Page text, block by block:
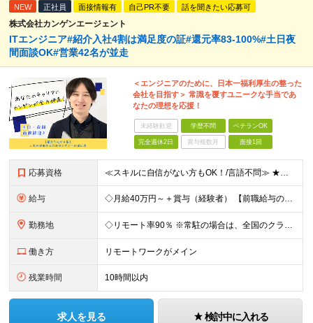
NEW 正社員 面接情報有 自己PR不要 話を聞きたい応募可
株式会社カンゲンエージェント
ITエンジニア#紹介入社4割は満足度の証#還元率83-100%#土日夜
間面談OK#営業42名が並走
＜エンジニアのために、日本一福利厚生の整った
会社を目指す＞ 常識を覆すユニークな手当であ
なたの理想を応援！
未経験歓迎 学歴不問 ベテランOK
完全週休2日 賞与複数月 面接1回
応募資格 ≪スキルに自信がない方もOK！/言語不問≫ ★第二新卒歓迎・ブランクがある方も歓迎！ ◆学歴不問 ◆微経験OK（何らかのエンジニア実務経験を1年以上お持ちの方） ＼エンジニアの皆様の不満を解決しま
給与 ◇月給40万円～＋賞与（経験者） 【前職給与の総収入額を保証】 ※上記には固定残業代（30時間分／6万7000円～）が含まれています。超過分は時間外手当を別途支給。 ※試用期間3ヶ月（期間中は契約社員
勤務地 ◇リモート率90％ ※常駐の場合は、全国のクライアント案件にアサイン予定（東京・神奈川・埼玉・千葉・愛知・大阪・福岡メイン） 【拠点】 ◆本社／東京都渋谷区道玄坂1丁目10番8号 渋谷道玄坂東急ビル
働き方 リモートワークがメイン
残業時間 10時間以内
求人を見る 検討中に入れる